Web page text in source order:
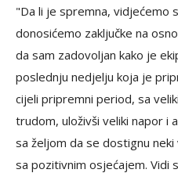
"Da li je spremna, vidjećemo
donosićemo zaključke na
da sam zadovoljan kako je
poslednju nedjelju koja je
cijeli pripremni period, sa
trudom, uloživši veliki napor i
sa željom da se dostignu
sa pozitivnim osjećajem. Vidi